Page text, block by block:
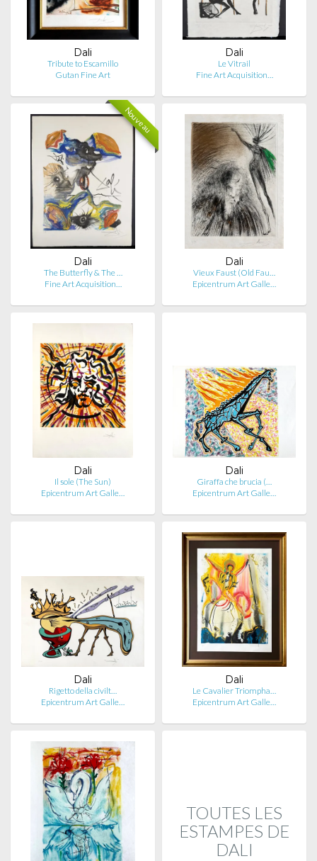
Dali
Tribute to Escamillo
Gutan Fine Art
Dali
Le Vitrail
Fine Art Acquisition…
Nouveau
Dali
The Butterfly & The …
Fine Art Acquisition…
Dali
Vieux Faust (Old Fau…
Epicentrum Art Galle…
Dali
Il sole (The Sun)
Epicentrum Art Galle…
Dali
Giraffa che brucia (…
Epicentrum Art Galle…
Dali
Rigetto della civilt…
Epicentrum Art Galle…
Dali
Le Cavalier Triompha…
Epicentrum Art Galle…
TOUTES LES
ESTAMPES DE
DALI